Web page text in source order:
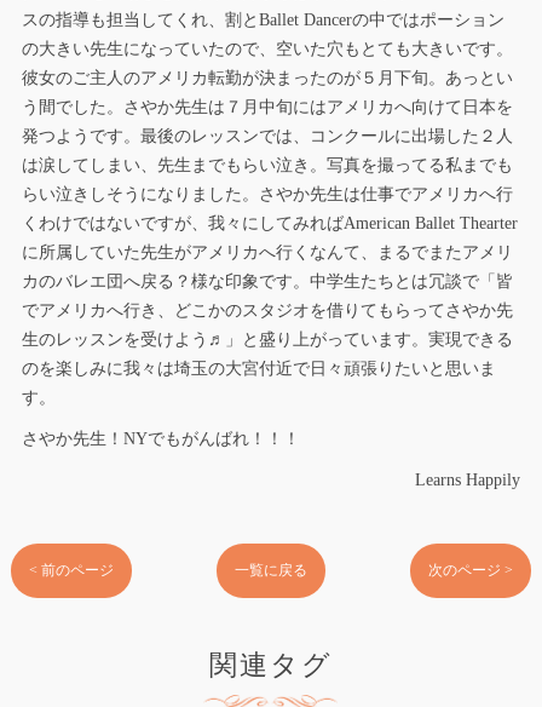
スの指導も担当してくれ、割とBallet Dancerの中ではポーション
の大きい先生になっていたので、空いた穴もとても大きいです。
彼女のご主人のアメリカ転勤が決まったのが５月下旬。あっとい
う間でした。さやか先生は７月中旬にはアメリカへ向けて日本を
発つようです。最後のレッスンでは、コンクールに出場した２人
は涙してしまい、先生までもらい泣き。写真を撮ってる私までも
らい泣きしそうになりました。さやか先生は仕事でアメリカへ行
くわけではないですが、我々にしてみればAmerican Ballet Thearter
に所属していた先生がアメリカへ行くなんて、まるでまたアメリ
カのバレエ団へ戻る？様な印象です。中学生たちとは冗談で「皆
でアメリカへ行き、どこかのスタジオを借りてもらってさやか先
生のレッスンを受けよう♬」と盛り上がっています。実現できる
のを楽しみに我々は埼玉の大宮付近で日々頑張りたいと思いま
す。
さやか先生！NYでもがんばれ！！！
Learns Happily
< 前のページ 一覧に戻る 次のページ >
関連タグ